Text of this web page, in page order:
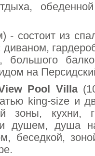
- состоит из
диваном,
на
Pool Villa
king-size и
зоны, кухни,
душем, душа
беседкой,